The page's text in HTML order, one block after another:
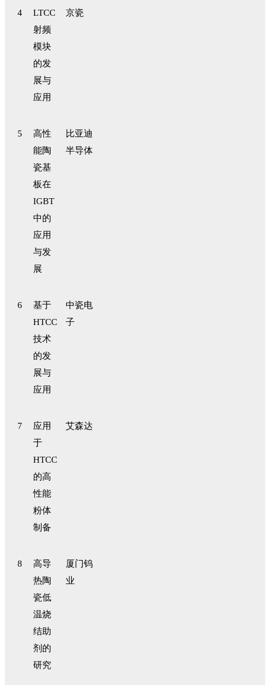
4
LTCC
射频
模块
的发
展与
应用
京瓷
5
高性
能陶
瓷基
板在
IGBT
中的
应用
与发
展
比亚迪
半导体
6
基于
HTCC
技术
的发
展与
应用
中瓷电
子
7
应用
于
HTCC
的高
性能
粉体
制备
艾森达
8
高导
热陶
瓷低
温烧
结助
剂的
研究
厦门钨
业